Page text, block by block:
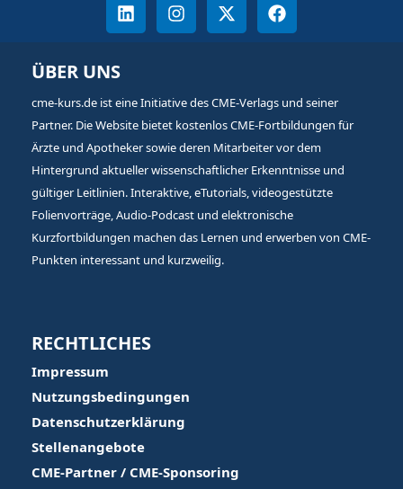
ÜBER UNS
cme-kurs.de ist eine Initiative des CME-Verlags und seiner
Partner. Die Website bietet kostenlos CME-Fortbildungen für
Ärzte und Apotheker sowie deren Mitarbeiter vor dem
Hintergrund aktueller wissenschaftlicher Erkenntnisse und
gültiger Leitlinien. Interaktive, eTutorials, videogestützte
Folienvorträge, Audio-Podcast und elektronische
Kurzfortbildungen machen das Lernen und erwerben von CME-
Punkten interessant und kurzweilig.
RECHTLICHES
Impressum
Nutzungsbedingungen
Datenschutzerklärung
Stellenangebote
CME-Partner / CME-Sponsoring